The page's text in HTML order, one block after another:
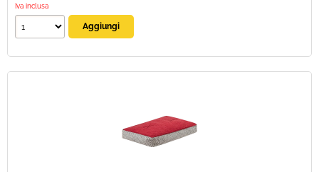
Iva inclusa